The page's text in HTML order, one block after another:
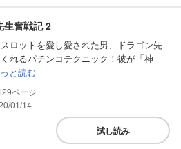
生奮戦記 2
ロットを愛し愛された男、ドラゴン先
れるパチンコテクニック！彼が「神
と読む
01/14
試し読み